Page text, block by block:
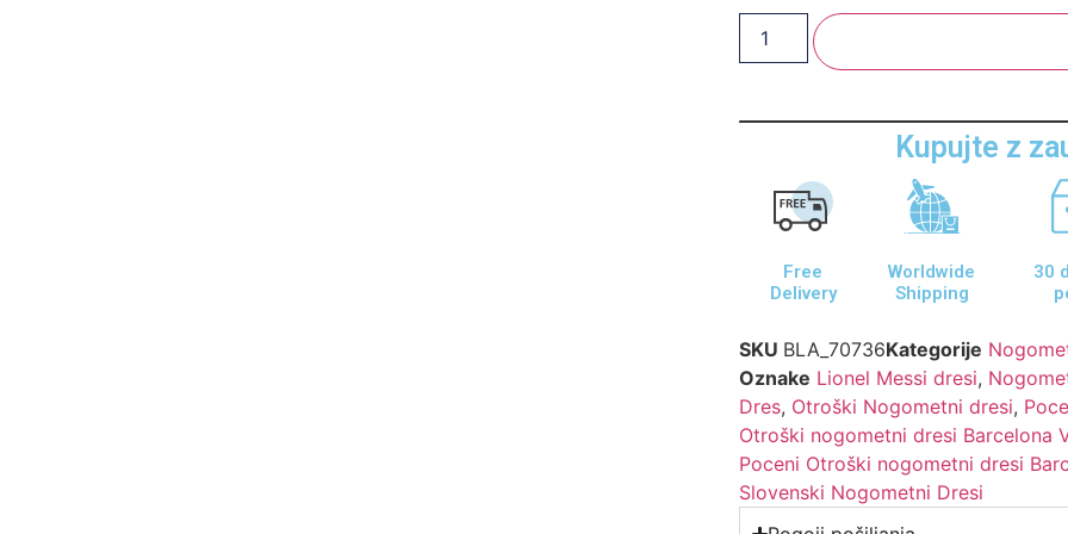
Kupujte z
Free
Delivery
Worldwide
Shipping
30
SKU BLA_70736Kategorije
Oznake Lionel Messi dresi,
Dres, Otroški Nogometni dresi,
Otroški nogometni dresi Barcelona
Poceni Otroški nogometni dresi
Slovenski Nogometni Dresi